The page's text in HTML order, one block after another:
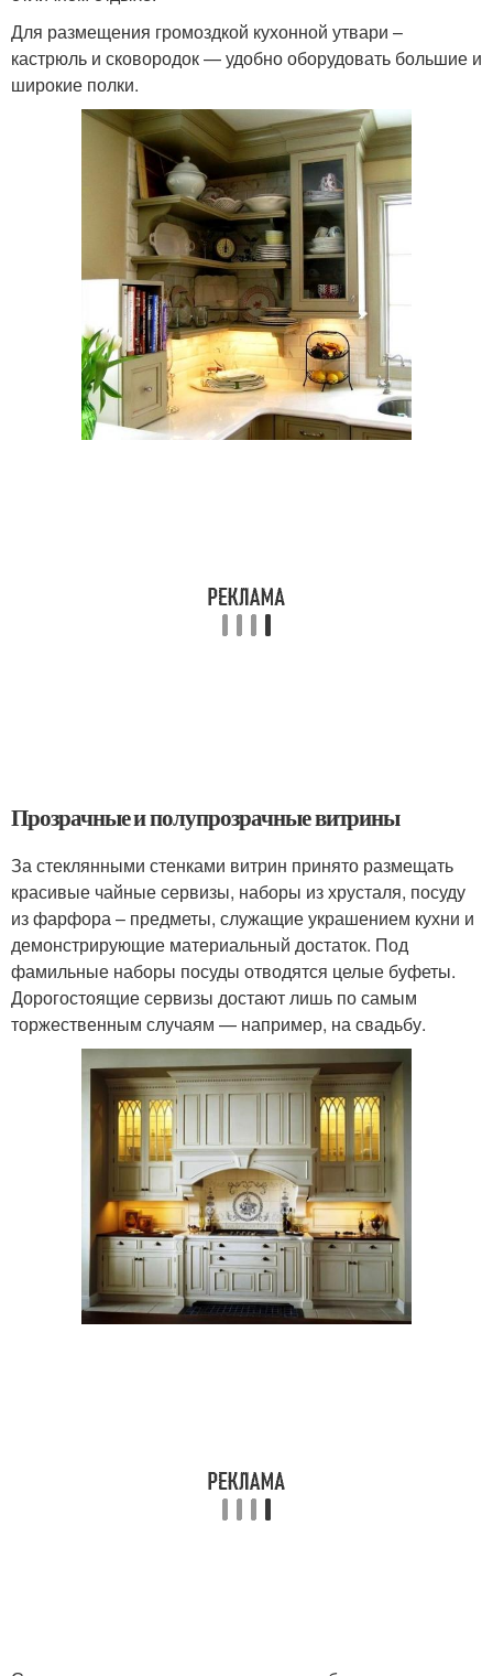
Для размещения громоздкой кухонной утвари –
кастрюль и сковородок — удобно оборудовать большие и
широкие полки.
Прозрачные и полупрозрачные витрины
За стеклянными стенками витрин принято размещать
красивые чайные сервизы, наборы из хрусталя, посуду
из фарфора – предметы, служащие украшением кухни и
демонстрирующие материальный достаток. Под
фамильные наборы посуды отводятся целые буфеты.
Дорогостоящие сервизы достают лишь по самым
торжественным случаям — например, на свадьбу.